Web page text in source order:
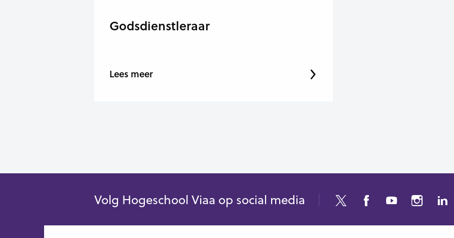
Godsdienstleraar
Lees meer
Volg Hogeschool Viaa op social media